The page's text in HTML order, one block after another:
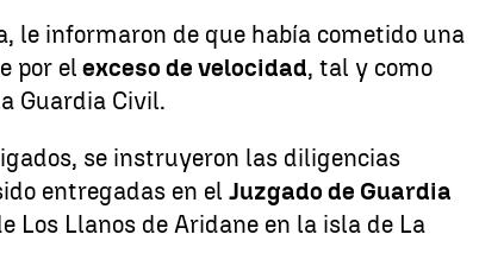
le informaron de que había cometido una
por el exceso de velocidad, tal y como
Guardia Civil.
se instruyeron las diligencias
entregadas en elJuzgado de Guardia
Los Llanos de Aridane en la isla de La